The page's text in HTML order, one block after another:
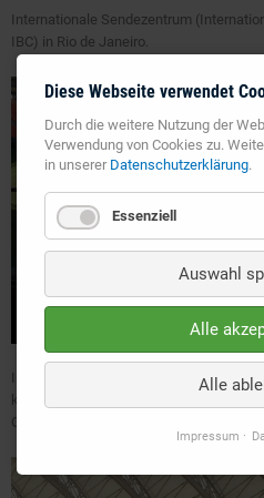
Internationale Sendezentrum
IBC) in Rio de Janeiro.
In all diesen Stadien haben wir die vor
konfektioniert und gespleißt. Außerdem
Glasfaser notwendigen passiven
Diese Webseite verwendet
Durch die weitere Nutzung der
Verwendung von Cookies zu.
in unserer Datenschutzerklärung.
Essenziell
Auswahl
Alle
Alle
Impressum